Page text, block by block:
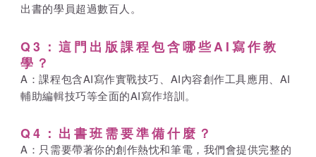
出書的學員超過數百人。
Q3：這門出版課程包含哪些AI寫作教
學？
A：課程包含AI寫作實戰技巧、AI內容創作工具應用、AI
輔助編輯技巧等全面的AI寫作培訓。
Q4：出書班需要準備什麼？
A：只需要帶著你的創作熱忱和筆電，我們會提供完整的